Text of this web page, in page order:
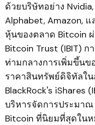
ด้วยบริษัทอย่าง
Alphabet, Amazon,
หุ้นของตลาด Bitcoin ผ่
Bitcoin Trust (IBIT) ก
ท่ามกลางการเพิ่มขึ้นข
ราคาสินทรัพย์ดิจิทัลใ
BlackRock's iShares
บริหารจัดการประมา
Bitcoin ที่นิยมที่สุดใน